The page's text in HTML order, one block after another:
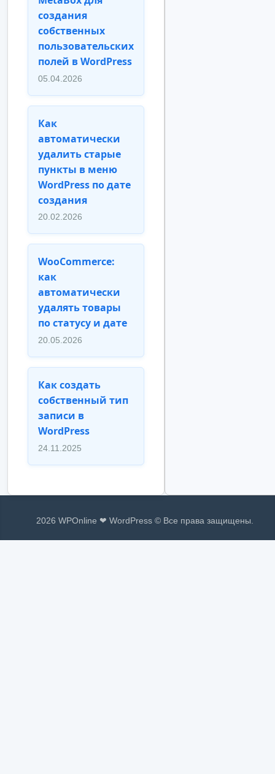
создания
собственных
пользовательских
полей в WordPress
05.04.2026
Как
автоматически
удалить старые
пункты в меню
WordPress по дате
создания
20.02.2026
WooCommerce:
как
автоматически
удалять товары
по статусу и дате
20.05.2026
Как создать
собственный тип
записи в
WordPress
24.11.2025
2026 WPOnline ❤ WordPress © Все права защищены.